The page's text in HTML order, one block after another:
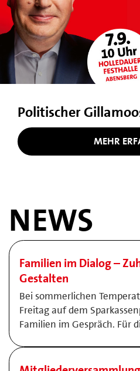
Politischer
MEHR
NEWS
Familien im Dialog –
Gestalten
Bei sommerlichen
Freitag auf dem
Familien im Gespräch. Für